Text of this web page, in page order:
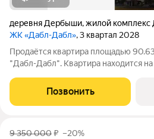
деревня Дербыши,жилой комплекс
ЖК «Дабл-Дабл», 3 квартал 2028
Продаётся квартира площадью
"Дабл-Дабл". Квартира находится
особенностей планировки изолированные комнаты с окнами
на одну сторону, 1
Позвонить
9 350 000₽ –20%